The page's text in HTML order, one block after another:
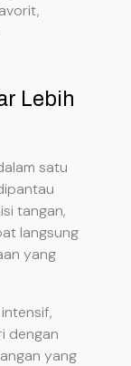
Lebih
satu
tangan,
langsung
yang
dengan
yang